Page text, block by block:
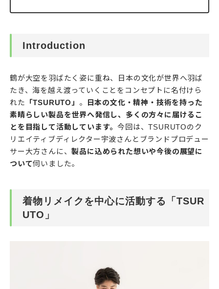
Introduction
鶴が大空を羽ばたく姿に重ね、日本の文化が世界へ羽ば
たき、海を越え渡っていくことをコンセプトに名付けら
れた 「TSURUTO」 。
日本の文化・精神・技術を持った
素晴らしい製品を世界へ発信し、多くの方々に届けるこ
とを目指して活動しています。今回は、TSURUTOのク
リエイティブディレクター宇波さんとブランドプロデュー
サー大方さんに、製品に込められた想いや今後の展望に
ついて伺いました。
着物リメイクを中心に活動する「TSUR
UTO」